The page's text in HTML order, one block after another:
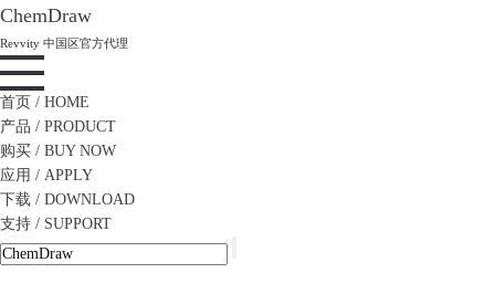
ChemDraw
Revvity 中国区官方代理
首页 / HOME
产品 / PRODUCT
购买 / BUY NOW
应用 / APPLY
下载 / DOWNLOAD
支持 / SUPPORT